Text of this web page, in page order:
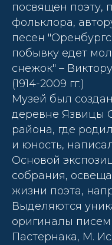
посвящен поэту,
фольклора,
песен
побывку едет
снежок" –
(1914-2009 гг.)
Музей был
деревне Язвицы
района, где
и юность,
Основой
собрания,
жизни поэта,
Выделяются
оригиналы
Пастернака, М.